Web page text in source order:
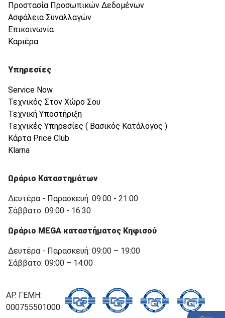
Προστασία Προσωπικών Δεδομένων
Ασφάλεια Συναλλαγών
Επικοινωνία
Καριέρα
Υπηρεσίες
Service Now
Τεχνικός Στον Χώρο Σου
Τεχνική Υποστήριξη
Τεχνικές Υπηρεσίες ( Βασικός Κατάλογος )
Κάρτα Price Club
Klarna
Ωράριο Καταστημάτων
Δευτέρα - Παρασκευή: 09:00 - 21:00
Σάββατο: 09:00 - 16:30
Ωράριο MEGA καταστήματος Κηφισού
Δευτέρα - Παρασκευή: 09:00 – 19:00
Σάββατο: 09:00 – 14:00
ΑΡ. ΓΕΜΗ:
000755501000